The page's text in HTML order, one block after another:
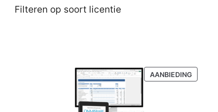
Filteren op soort licentie
AANBIEDING
IN